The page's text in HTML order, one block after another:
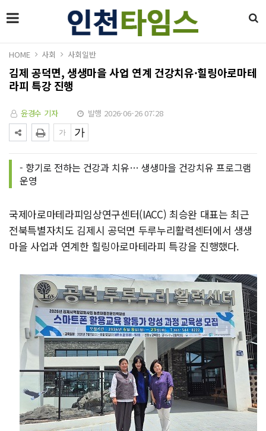
HOME 사회 사회일반
김제 공덕면, 생생마을 사업 연계 건강치유·힐링아로마테
라피 특강 진행
윤경수 기자 발행 2026-06-26 07:28
- 향기로 전하는 건강과 치유… 생생마을 건강치유 프로그램
운영
국제아로마테라피임상연구센터(IACC) 최승완 대표는 최근
전북특별자치도 김제시 공덕면 두루누리활력센터에서 생생
마을 사업과 연계한 힐링아로마테라피 특강을 진행했다.